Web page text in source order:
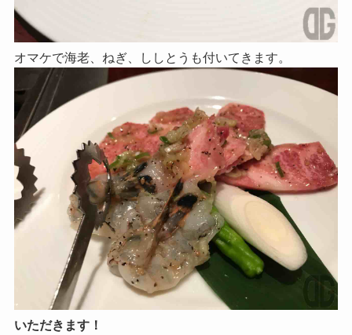
オマケで海老、ねぎ、ししとうも付いてきます。
いただきます！